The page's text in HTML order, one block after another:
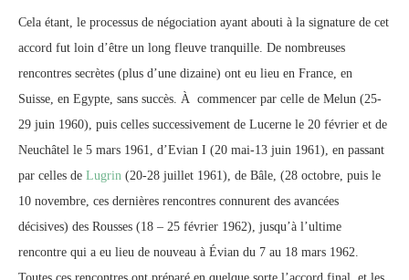
Cela étant, le processus de négociation ayant abouti à la signature de cet
accord fut loin d’être un long fleuve tranquille. De nombreuses
rencontres secrètes (plus d’une dizaine) ont eu lieu en France, en
Suisse, en Egypte, sans succès. À commencer par celle de Melun (25-
29 juin 1960), puis celles successivement de Lucerne le 20 février et de
Neuchâtel le 5 mars 1961, d’Evian I (20 mai-13 juin 1961), en passant
par celles de Lugrin (20-28 juillet 1961), de Bâle, (28 octobre, puis le
10 novembre, ces dernières rencontres connurent des avancées
décisives) des Rousses (18 – 25 février 1962), jusqu’à l’ultime
rencontre qui a eu lieu de nouveau à Évian du 7 au 18 mars 1962.